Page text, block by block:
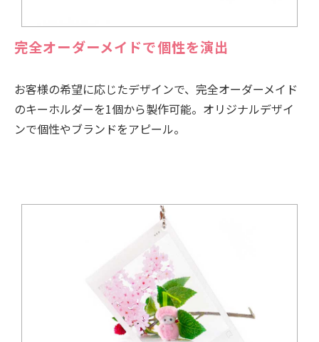
完全オーダーメイドで個性を演出
お客様の希望に応じたデザインで、完全オーダーメイド
のキーホルダーを1個から製作可能。オリジナルデザイ
ンで個性やブランドをアピール。